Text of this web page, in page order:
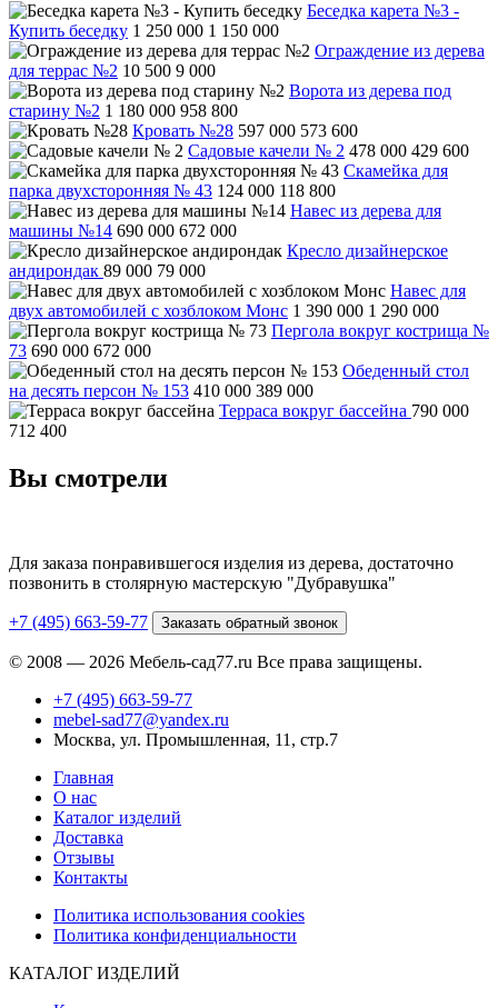
Беседка карета №3 -
Купить беседку 1 250 000 1 150 000
Ограждение из дерева
для террас №2 10 500 9 000
Ворота из дерева под
старину №2 1 180 000 958 800
Кровать №28 597 000 573 600
Садовые качели № 2 478 000 429 600
Скамейка для
парка двухсторонняя № 43 124 000 118 800
Навес из дерева для
машины №14 690 000 672 000
Кресло дизайнерское
андирондак 89 000 79 000
Навес для
двух автомобилей с хозблоком Монс 1 390 000 1 290 000
Пергола вокруг кострища №
73 690 000 672 000
Обеденный стол
на десять персон № 153 410 000 389 000
Терраса вокруг бассейна 790 000
712 400
Вы смотрели
Для заказа понравившегося изделия из дерева, достаточно
позвонить в столярную мастерскую "Дубравушка"
+7 (495) 663-59-77 Заказать обратный звонок
© 2008 — 2026 Мебель-сад77.ru Все права защищены.
+7 (495) 663-59-77
mebel-sad77@yandex.ru
Москва, ул. Промышленная, 11, стр.7
Главная
О нас
Каталог изделий
Доставка
Отзывы
Контакты
Политика использования cookies
Политика конфиденциальности
КАТАЛОГ ИЗДЕЛИЙ